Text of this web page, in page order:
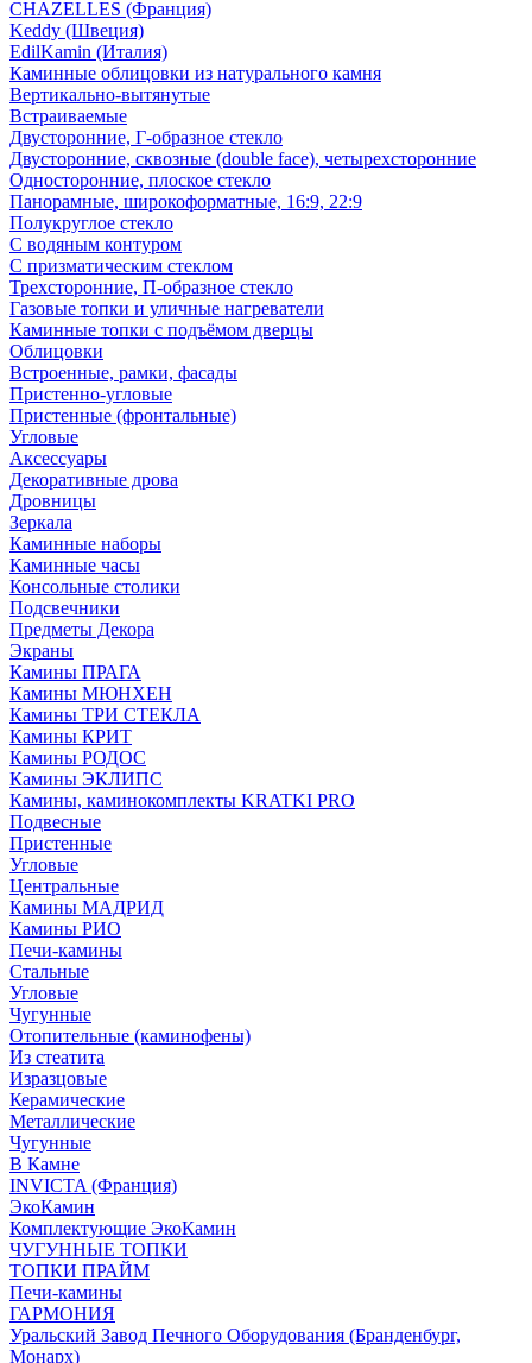
CHAZELLES (Франция)
Keddy (Швеция)
EdilKamin (Италия)
Каминные облицовки из натурального камня
Вертикально-вытянутые
Встраиваемые
Двусторонние, Г-образное стекло
Двусторонние, сквозные (double face), четырехсторонние
Односторонние, плоское стекло
Панорамные, широкоформатные, 16:9, 22:9
Полукруглое стекло
С водяным контуром
С призматическим стеклом
Трехсторонние, П-образное стекло
Газовые топки и уличные нагреватели
Каминные топки с подъёмом дверцы
Облицовки
Встроенные, рамки, фасады
Пристенно-угловые
Пристенные (фронтальные)
Угловые
Аксессуары
Декоративные дрова
Дровницы
Зеркала
Каминные наборы
Каминные часы
Консольные столики
Подсвечники
Предметы Декора
Экраны
Камины ПРАГА
Камины МЮНХЕН
Камины ТРИ СТЕКЛА
Камины КРИТ
Камины РОДОС
Камины ЭКЛИПС
Камины, каминокомплекты KRATKI PRO
Подвесные
Пристенные
Угловые
Центральные
Камины МАДРИД
Камины РИО
Печи-камины
Стальные
Угловые
Чугунные
Отопительные (каминофены)
Из стеатита
Изразцовые
Керамические
Металлические
Чугунные
В Камне
INVICTA (Франция)
ЭкоКамин
Комплектующие ЭкоКамин
ЧУГУННЫЕ ТОПКИ
ТОПКИ ПРАЙМ
Печи-камины
ГАРМОНИЯ
Уральский Завод Печного Оборудования (Бранденбург,
Монарх)